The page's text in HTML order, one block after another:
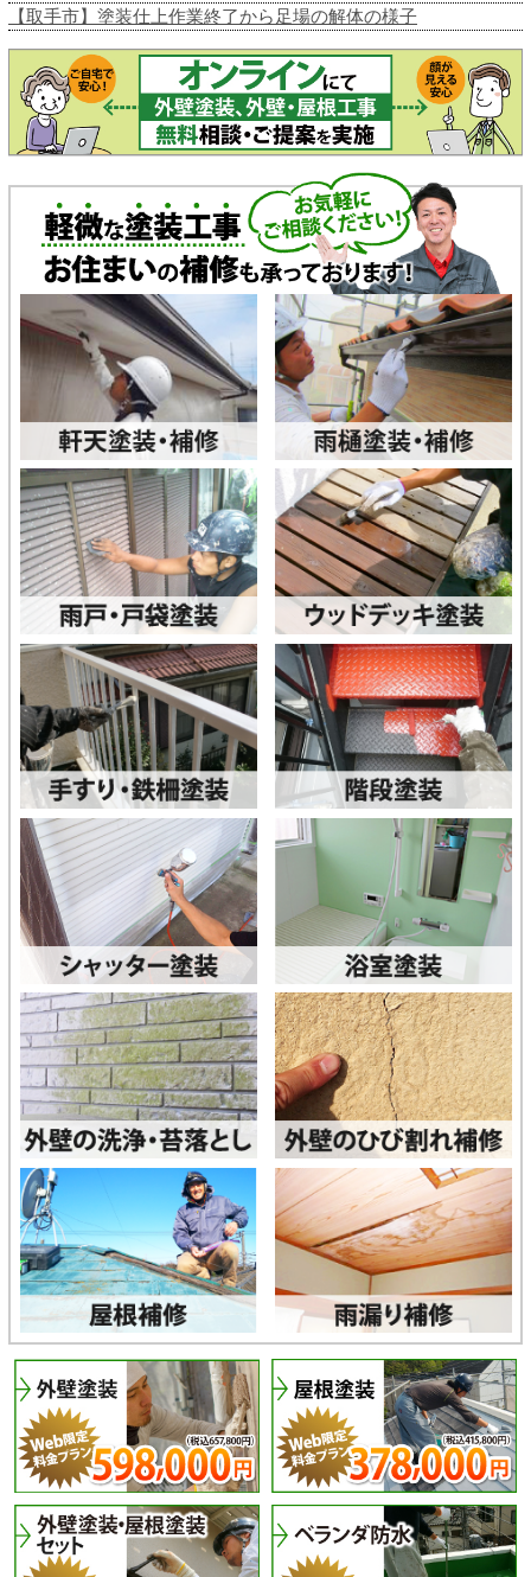
【取手市】塗装仕上作業終了から足場の解体の様子